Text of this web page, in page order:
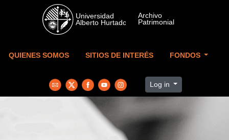
Skip to main content
QUIENES SOMOS SITIOS DE INTERÉS FONDOS
Log in